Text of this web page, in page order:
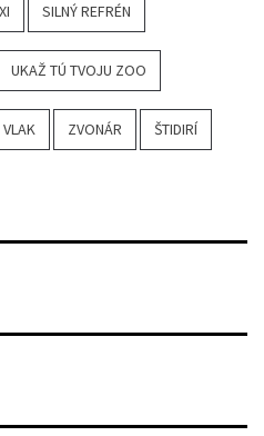
SILNÝ REFRÉN
UKAŽ TÚ TVOJU ZOO
VLAK ZVONÁR ŠTIDIRÍ